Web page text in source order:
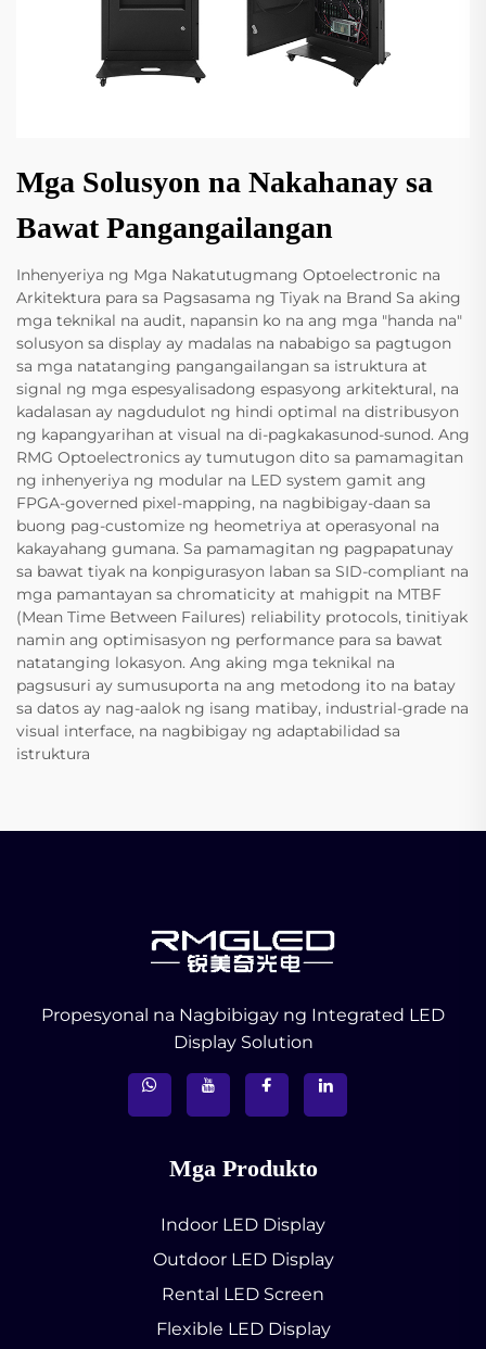
Mga Solusyon na Nakahanay sa
Bawat Pangangailangan
Inhenyeriya ng Mga Nakatutugmang Optoelectronic na
Arkitektura para sa Pagsasama ng Tiyak na Brand Sa aking
mga teknikal na audit, napansin ko na ang mga "handa na"
solusyon sa display ay madalas na nababigo sa pagtugon
sa mga natatanging pangangailangan sa istruktura at
signal ng mga espesyalisadong espasyong arkitektural, na
kadalasan ay nagdudulot ng hindi optimal na distribusyon
ng kapangyarihan at visual na di-pagkakasunod-sunod. Ang
RMG Optoelectronics ay tumutugon dito sa pamamagitan
ng inhenyeriya ng modular na LED system gamit ang
FPGA-governed pixel-mapping, na nagbibigay-daan sa
buong pag-customize ng heometriya at operasyonal na
kakayahang gumana. Sa pamamagitan ng pagpapatunay
sa bawat tiyak na konpigurasyon laban sa SID-compliant na
mga pamantayan sa chromaticity at mahigpit na MTBF
(Mean Time Between Failures) reliability protocols, tinitiyak
namin ang optimisasyon ng performance para sa bawat
natatanging lokasyon. Ang aking mga teknikal na
pagsusuri ay sumusuporta na ang metodong ito na batay
sa datos ay nag-aalok ng isang matibay, industrial-grade na
visual interface, na nagbibigay ng adaptabilidad sa
istruktura
Propesyonal na Nagbibigay ng Integrated LED
Display Solution
Mga Produkto
Indoor LED Display
Outdoor LED Display
Rental LED Screen
Flexible LED Display